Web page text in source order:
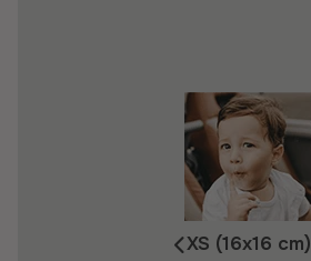
XS (16x16 cm)